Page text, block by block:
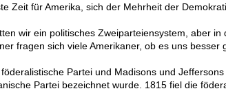
Zeit für Amerika, sich der Mehrheit der
wir ein politisches Zweiparteiensystem, aber in
fragen sich viele Amerikaner, ob es uns besser
Partei und Madisons und
Partei bezeichnet wurde. 1815 fiel die